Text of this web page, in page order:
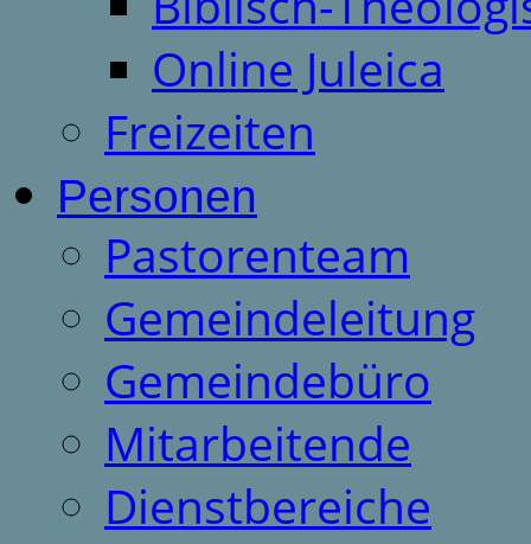
Online Juleica
Freizeiten
Personen
Pastorenteam
Gemeindeleitung
Gemeindebüro
Mitarbeitende
Dienstbereiche